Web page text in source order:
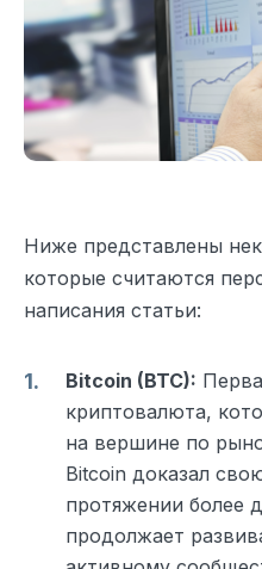
Ниже представлены
которые считаются
написания статьи:
Bitcoin (BTC):
криптовалюта,
на вершине по
Bitcoin доказал
протяжении более
продолжает